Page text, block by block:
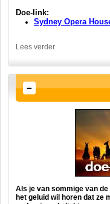
Doe-link:
Sydney Opera
Lees verder
Als je van sommige van
het geluid wil horen dat ze